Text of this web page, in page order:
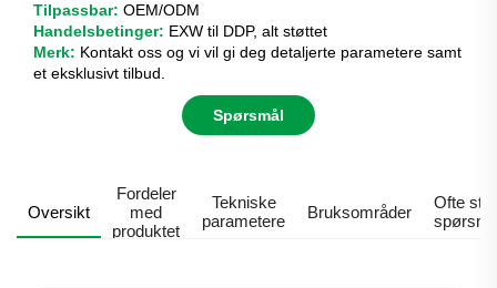
Tilpassbar: OEM/ODM
Handelsbetinger: EXW til DDP, alt støttet
Merk: Kontakt oss og vi vil gi deg detaljerte parametere samt
et eksklusivt tilbud.
Spørsmål
Oversikt
Fordeler
med
produktet
Tekniske
parametere
Bruksområder
Ofte